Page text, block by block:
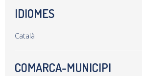
IDIOMES
Català
COMARCA-MUNICIPI